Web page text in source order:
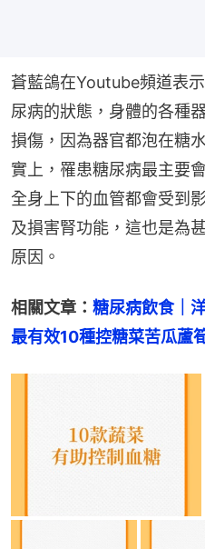
蒼藍鴿在Youtube頻道表
尿病的狀態，身體的各種
損傷，因為器官都泡在糖
實上，罹患糖尿病最主要
全身上下的血管都會受到
及損害腎功能，這也是為
原因。
相關文章： 糖尿病飲食｜
最有效10種控糖菜苦瓜蘆